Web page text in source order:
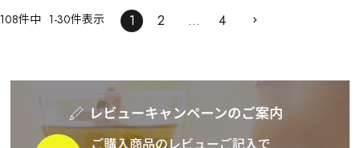
108件中 1-30件表示 1 2 … 4